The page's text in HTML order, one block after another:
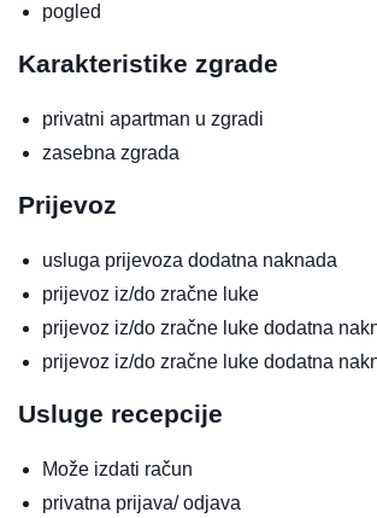
pogled
Karakteristike zgrade
privatni apartman u zgradi
zasebna zgrada
Prijevoz
usluga prijevoza dodatna naknada
prijevoz iz/do zračne luke
prijevoz iz/do zračne luke dodatna
prijevoz iz/do zračne luke dodatna
Usluge recepcije
Može izdati račun
privatna prijava/ odjava